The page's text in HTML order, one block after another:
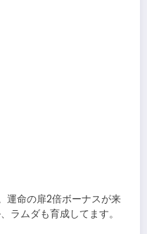
運命の扉2倍ボーナスが来
ラムダも育成してます。